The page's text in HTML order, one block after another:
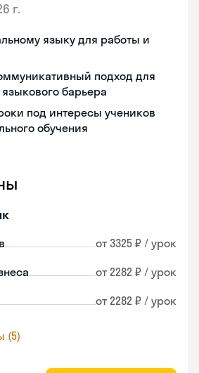
г.
языку для работы и
подход для
барьера
под интересы учеников
обучения
от 3325 ₽ / урок
от 2282 ₽ / урок
от 2282 ₽ / урок
(5)